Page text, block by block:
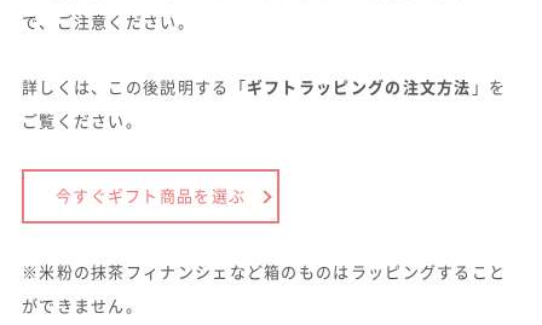
で、ご注意ください。
詳しくは、この後説明する「ギフトラッピングの注文方法 」を
ご覧ください。
今すぐギフト商品を選ぶ
※米粉の抹茶フィナンシェなど箱のものはラッピングすること
ができません。